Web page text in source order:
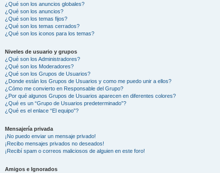
¿Qué son los anuncios globales?
¿Qué son los anuncios?
¿Qué son los temas fijos?
¿Qué son los temas cerrados?
¿Qué son los iconos para los temas?
Niveles de usuario y grupos
¿Qué son los Administradores?
¿Qué son los Moderadores?
¿Qué son los Grupos de Usuarios?
¿Donde están los Grupos de Usuarios y como me puedo unir a ellos?
¿Cómo me convierto en Responsable del Grupo?
¿Por qué algunos Grupos de Usuarios aparecen en diferentes colores?
¿Qué es un “Grupo de Usuarios predeterminado”?
¿Qué es el enlace “El equipo”?
Mensajería privada
¡No puedo enviar un mensaje privado!
¡Recibo mensajes privados no deseados!
¡Recibí spam o correos maliciosos de alguien en este foro!
Amigos e Ignorados